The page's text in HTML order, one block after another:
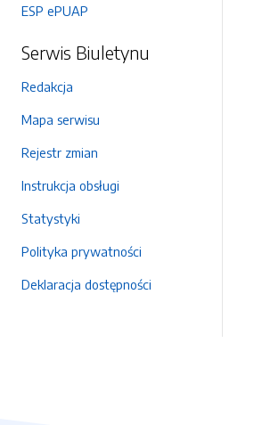
ESP ePUAP
Serwis Biuletynu
Redakcja
Mapa serwisu
Rejestr zmian
Instrukcja obsługi
Statystyki
Polityka prywatności
Deklaracja dostępności